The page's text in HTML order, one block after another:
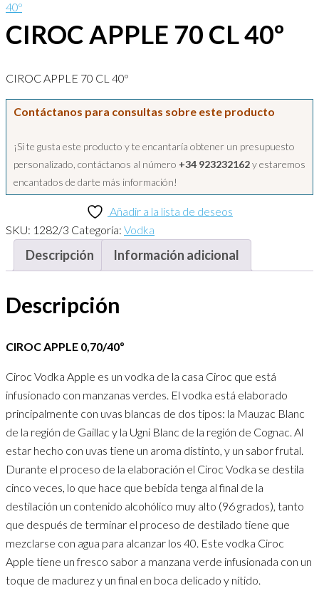
40º
CIROC APPLE 70 CL 40º
CIROC APPLE 70 CL 40º
Contáctanos para consultas sobre este producto
¡Si te gusta este producto y te encantaría obtener un presupuesto
personalizado, contáctanos al número +34 923232162y estaremos
encantados de darte más información!
Añadir a la lista de deseos
SKU: 1282/3 Categoría: Vodka
Descripción Información adicional
Descripción
CIROC APPLE 0,70/40º
Ciroc Vodka Apple es un vodka de la casa Ciroc que está
infusionado con manzanas verdes. El vodka está elaborado
principalmente con uvas blancas de dos tipos: la Mauzac Blanc
de la región de Gaillac y la Ugni Blanc de la región de Cognac. Al
estar hecho con uvas tiene un aroma distinto, y un sabor frutal.
Durante el proceso de la elaboración el Ciroc Vodka se destila
cinco veces, lo que hace que bebida tenga al final de la
destilación un contenido alcohólico muy alto (96 grados), tanto
que después de terminar el proceso de destilado tiene que
mezclarse con agua para alcanzar los 40. Este vodka Ciroc
Apple tiene un fresco sabor a manzana verde infusionada con un
toque de madurez y un final en boca delicado y nítido.